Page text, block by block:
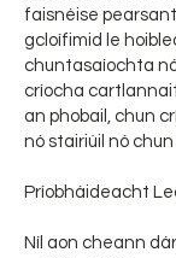
faisnéise
gcloífimid le
chuntasaíochta
críocha
an phobail, chun
nó stairiúil nó
Príobháideacht
Níl aon cheann